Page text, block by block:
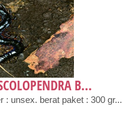
B...
: unsex. berat paket : 300 gr...